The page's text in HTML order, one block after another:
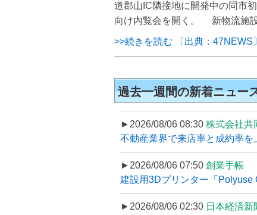
道郡山IC隣接地に開発中の同市
向け内覧会を開く。 新物流施
>>続きを読む 〔出典：47NEWS〕
過去一週間の新着ニュー
►2026/08/06 08:30 株式会社共
不動産業界で来店率と成約率
►2026/08/06 07:50 創業手帳
建設用3Dプリンター「Polyuse
►2026/08/06 02:30 日本経済新